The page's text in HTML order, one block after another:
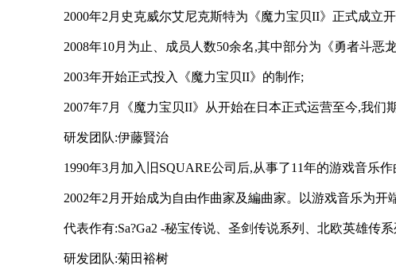
2000年2月史克威尔艾尼克斯特为《魔力宝贝II》正式成立
2008年10月为止、成员人数50余名,其中部分为《勇者斗
2003年开始正式投入《魔力宝贝II》的制作;
2007年7月《魔力宝贝II》从开始在日本正式运营至今,我们
研发团队:伊藤賢治
1990年3月加入旧SQUARE公司后,从事了11年的游戏音乐作
2002年2月开始成为自由作曲家及編曲家。以游戏音乐为开
代表作有:Sa?Ga2 -秘宝传说、圣剑传说系列、北欧英雄传
研发团队:菊田裕树